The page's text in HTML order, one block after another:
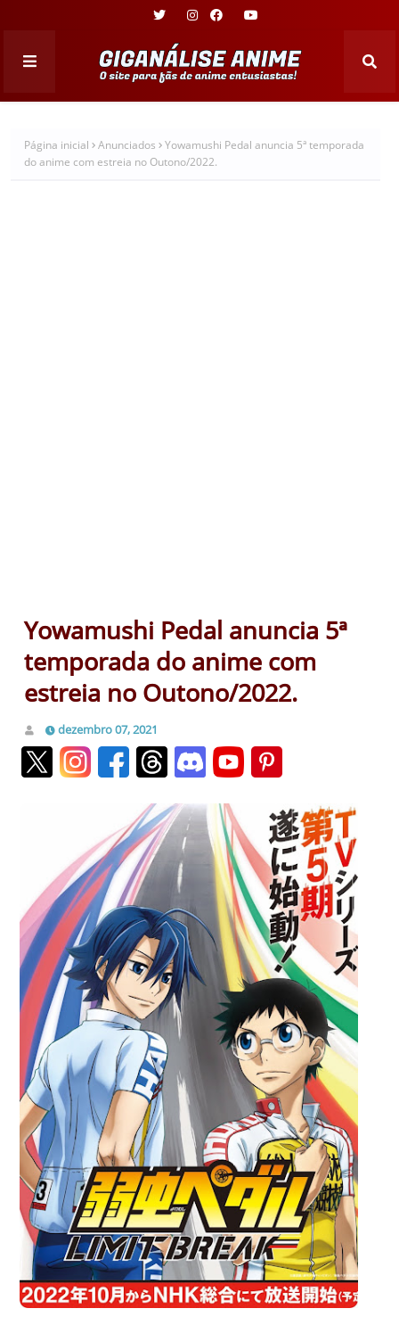
Página inicial Anunciados
Yowamushi Pedal anuncia 5ª temporada
do anime com estreia no Outono/2022.
Yowamushi Pedal anuncia 5ª
temporada do anime com
estreia no Outono/2022.
dezembro 07, 2021